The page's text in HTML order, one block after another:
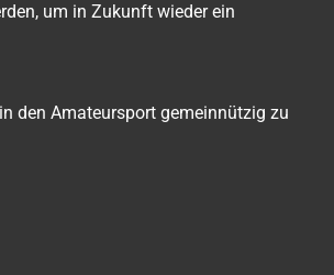
um in Zukunft wieder ein
den Amateursport gemeinnützig zu